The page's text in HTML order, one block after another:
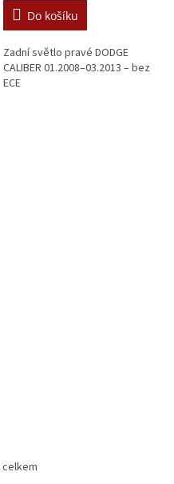
Do košíku
Zadní světlo pravé DODGE
CALIBER 01.2008–03.2013 – bez
ECE